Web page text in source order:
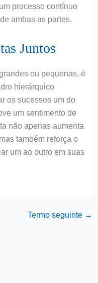
processo contínuo
ambas as partes.
Juntos
ou pequenas, é
hierárquico
os sucessos um do
um sentimento de
não apenas aumenta
também reforça o
um ao outro em suas
Termo seguinte →